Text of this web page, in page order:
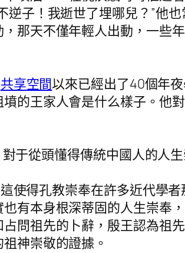
子！我逝世了埋哪兒？”他
那天不僅年輕人出動，一些
共享空間以來已經出了40個年
的王家人會是什么樣子。他
于從頭懂得傳統中國人的人
使得孔教崇奉在許多近代學
有本身根深蒂固的人生崇奉
問祖先的卜辭，殷王認為祖
神崇敬的證據。